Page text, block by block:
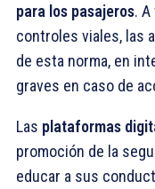
para los pasajeros.
controles viales, las
de esta norma, en
graves en caso de
Las plataformas
promoción de la
educar a sus